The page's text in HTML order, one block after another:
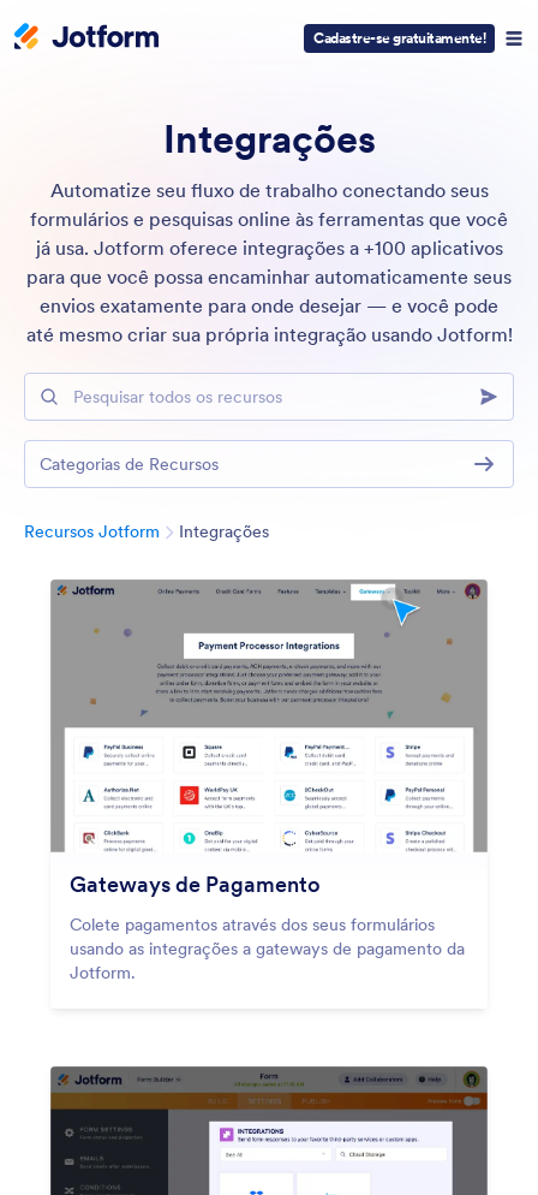
Cadastre-se gratuitamente!
Integrações
Automatize seu fluxo de trabalho conectando seus
formulários e pesquisas online às ferramentas que você
já usa. Jotform oferece integrações a +100 aplicativos
para que você possa encaminhar automaticamente seus
envios exatamente para onde desejar — e você pode
até mesmo criar sua própria integração usando Jotform!
Pesquisar todos os recursos
Recursos Jotform IntegraçõesCategoria
Gateways de Pagamento
Colete pagamentos através dos seus formulários
usando as integrações a gateways de pagamento da
Jotform.
Categorias de Recursos